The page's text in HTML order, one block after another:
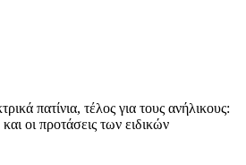
πατίνια, τέλος για τους ανήλικους:
οι προτάσεις των ειδικών